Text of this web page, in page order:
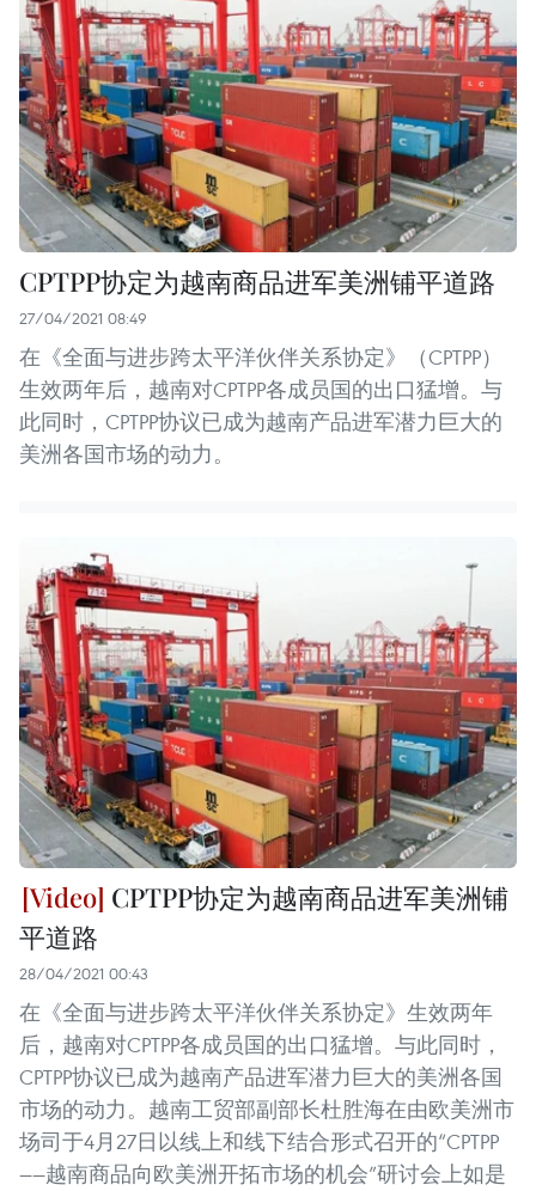
CPTPP协定为越南商品进军美洲铺平道路
27/04/2021 08:49
在《全面与进步跨太平洋伙伴关系协定》（CPTPP）
生效两年后，越南对CPTPP各成员国的出口猛增。与
此同时，CPTPP协议已成为越南产品进军潜力巨大的
美洲各国市场的动力。
CPTPP协定为越南商品进军美洲铺
平道路
28/04/2021 00:43
在《全面与进步跨太平洋伙伴关系协定》生效两年
后，越南对CPTPP各成员国的出口猛增。与此同时，
CPTPP协议已成为越南产品进军潜力巨大的美洲各国
市场的动力。越南工贸部副部长杜胜海在由欧美洲市
场司于4月27日以线上和线下结合形式召开的“CPTPP
——越南商品向欧美洲开拓市场的机会”研讨会上如是